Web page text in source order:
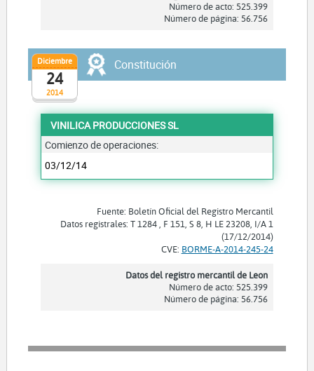
Número de acto: 525.399
Número de página: 56.756
2014
Diciembre
24
Constitución
VINILICA PRODUCCIONES SL
Comienzo de operaciones:
03/12/14
Fuente: Boletín Oficial del Registro Mercantil
Datos registrales: T 1284 , F 151, S 8, H LE 23208, I/A 1
(17/12/2014)
CVE: BORME-A-2014-245-24
Datos del registro mercantil de Leon
Número de acto: 525.399
Número de página: 56.756